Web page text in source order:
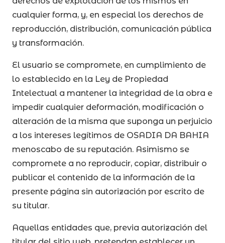
cualquier forma, y, en especial los derechos de
reproducción, distribución, comunicación pública
y transformación.
El usuario se compromete, en cumplimiento de
lo establecido en la Ley de Propiedad
Intelectual a mantener la integridad de la obra e
impedir cualquier deformación, modificación o
alteración de la misma que suponga un perjuicio
a los intereses legítimos de OSADIA DA BAHIA
menoscabo de su reputación. Asimismo se
compromete a no reproducir, copiar, distribuir o
publicar el contenido de la información de la
presente página sin autorización por escrito de
su titular.
Aquellas entidades que, previa autorización del